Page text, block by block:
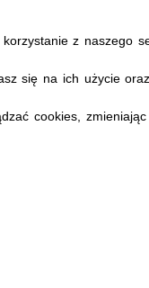
z naszego
się na ich użycie
cookies,